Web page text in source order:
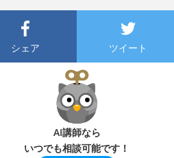
シェア ツイート
AI講師なら
いつでも相談可能です！